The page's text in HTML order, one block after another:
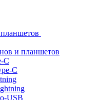
и планшетов
C
C
USB